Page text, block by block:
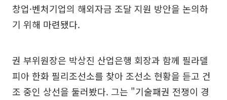
창업·벤처기업의 해외자금 조달 지원 방안을 논의하
기 위해 마련됐다.
권 부위원장은 박상진 산업은행 회장과 함께 필라델
피아 한화 필리조선소를 찾아 조선소 현황을 듣고 건
조 중인 상선을 둘러봤다. 그는 "기술패권 전쟁이 경